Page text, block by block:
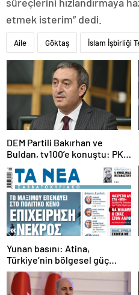
etmek isterim” dedi.
Aile Göktaş İslam İşbirliği
DEM Partili Bakırhan ve
Buldan, tv100’e konuştu: PKK
ne zaman kendini feshedecek
Yunan basını: Atina,
Türkiye’nin bölgesel güç
olmasını durduramadı